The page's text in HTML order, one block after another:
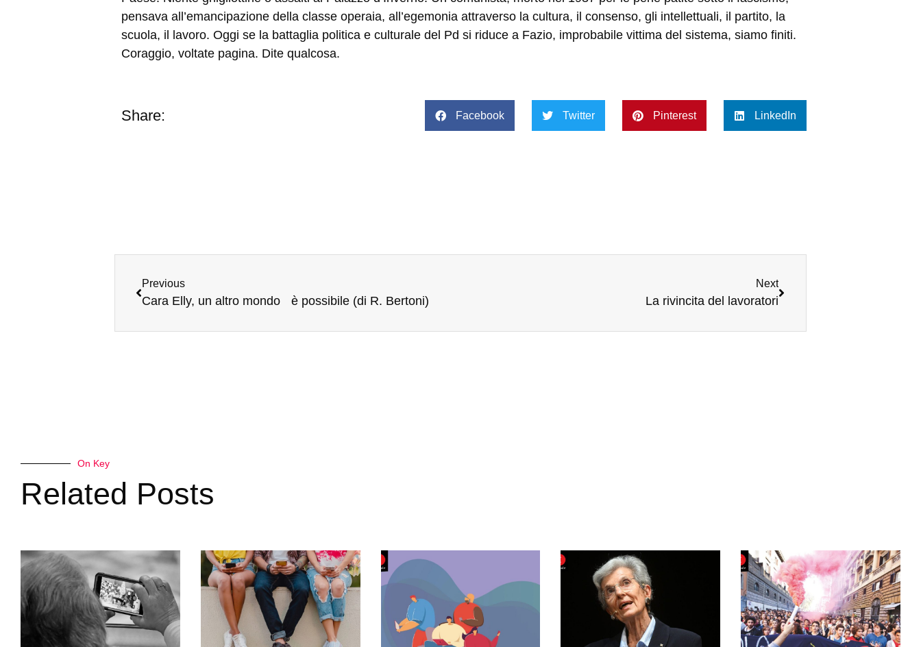
pensava all’emancipazione della classe operaia, all’egemonia attraverso la cultura, il consenso, gli intellettuali, il partito, la
scuola, il lavoro. Oggi se la battaglia politica e culturale del Pd si riduce a Fazio, improbabile vittima del sistema, siamo finiti.
Coraggio, voltate pagina. Dite qualcosa.
Share: Facebook Twitter Pinterest LinkedIn
Previous
Cara Elly, un altro mondo è possibile (di R. Bertoni)
Next
La rivincita del lavoratori
On Key
Related Posts